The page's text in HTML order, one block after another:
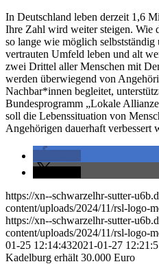
In Deutschland leben derzeit 1,6
Ihre Zahl wird weiter steigen. Wie
so lange wie möglich
vertrauten Umfeld leben und alt
zwei Drittel aller Menschen mit
werden überwiegend von
Nachbar*innen begleitet,
Bundesprogramm „Lokale
soll die Lebenssituation von
Angehörigen dauerhaft verbessert
https://xn--schwarzelhr-sutter-
content/uploads/2024/11/rsl-logo-
https://xn--schwarzelhr-sutter-
content/uploads/2024/11/rsl-logo-
01-25 12:14:432021-01-27
Kadelburg erhält 30.000 Euro